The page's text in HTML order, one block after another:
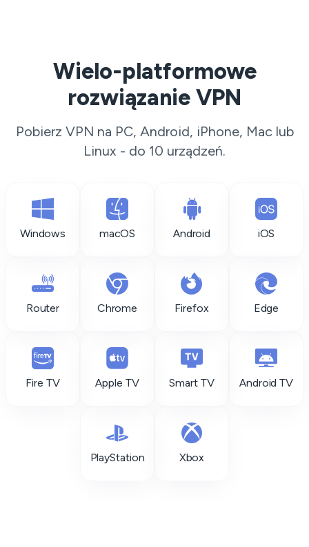
Wielo-platformowe
rozwiązanie VPN
Pobierz VPN na PC, Android, iPhone, Mac lub
Linux - do 10 urządzeń.
Windows macOS Android iOS
Router Chrome Firefox Edge
Fire TV Apple TV Smart TV Android TV
PlayStation Xbox